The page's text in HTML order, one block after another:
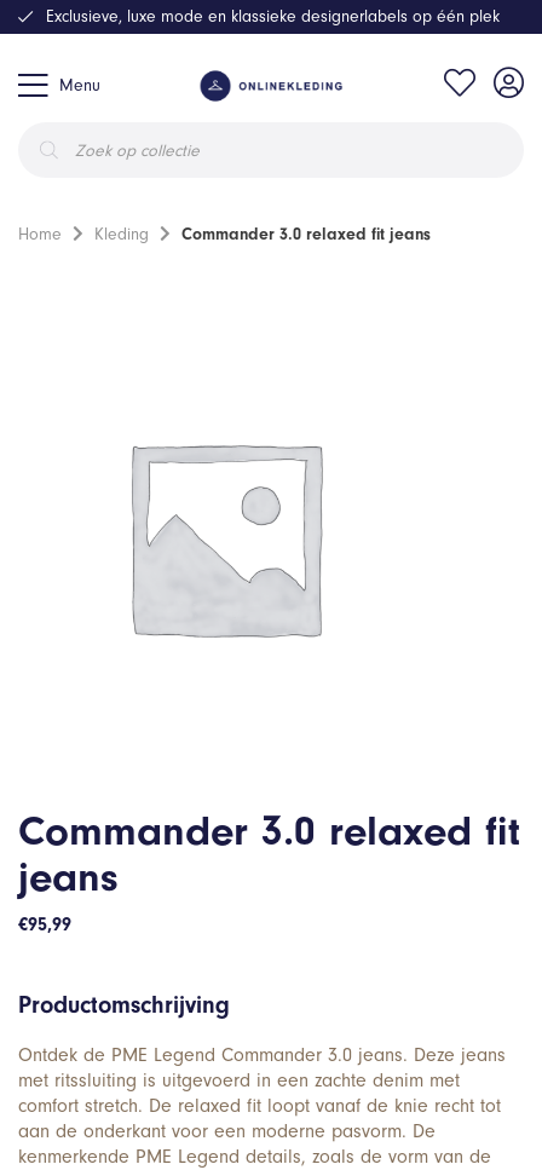
Menu
zoeken
Exclusieve, luxe mode en klassieke designerlabels op één plek
Home Kleding Commander 3.0 relaxed fit jeans
Commander 3.0 relaxed fit
jeans
€95,99
Productomschrijving
Ontdek de PME Legend Commander 3.0 jeans. Deze jeans
met ritssluiting is uitgevoerd in een zachte denim met
comfort stretch. De relaxed fit loopt vanaf de knie recht tot
aan de onderkant voor een moderne pasvorm. De
kenmerkende PME Legend details, zoals de vorm van de